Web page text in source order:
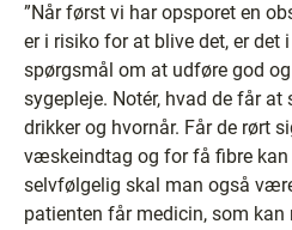
”Når først vi har opsporet en
er i risiko for at blive det, er det
spørgsmål om at udføre god
sygepleje. Notér, hvad de får at
drikker og hvornår. Får de rørt
væskeindtag og for få fibre
selvfølgelig skal man også
patienten får medicin, som kan